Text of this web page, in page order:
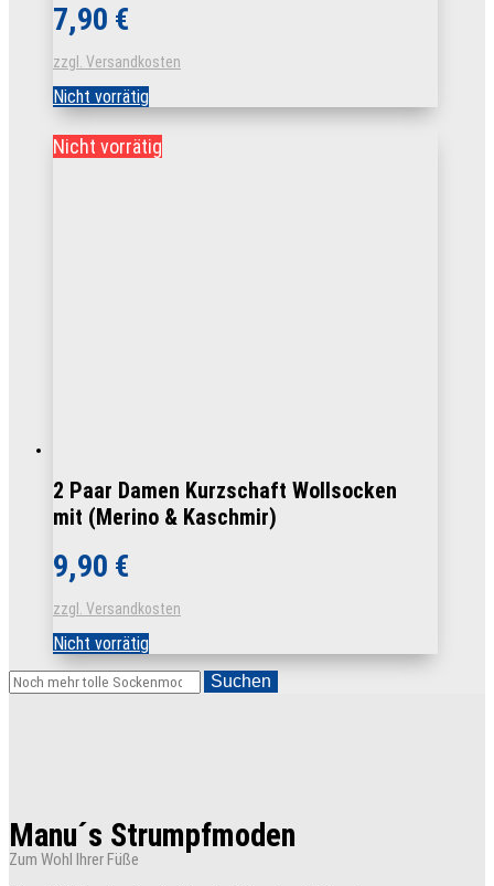
7,90 €
zzgl. Versandkosten
Nicht vorrätig
Nicht vorrätig
2 Paar Damen Kurzschaft Wollsocken
mit (Merino & Kaschmir)
9,90 €
zzgl. Versandkosten
Nicht vorrätig
Suchen
Manu´s Strumpfmoden
Zum Wohl Ihrer Füße